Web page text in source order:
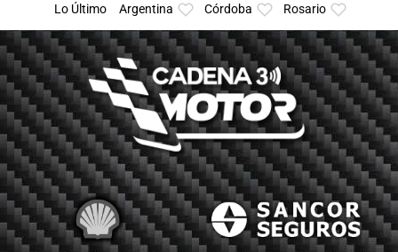
Lo Último Argentina Córdoba Rosario